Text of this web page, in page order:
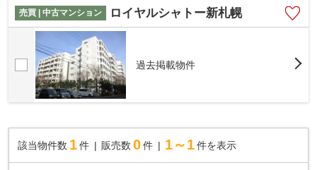
売買 | 中古マンション ロイヤルシャトー新札幌
過去掲載物件
該当物件数 1件 販売数 0 件 1～1 件を表示